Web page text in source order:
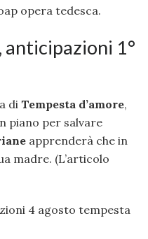
opera tedesca.
anticipazioni 1°
di Tempesta d’amore,
piano per salvare
apprenderà che in
madre. (L’articolo